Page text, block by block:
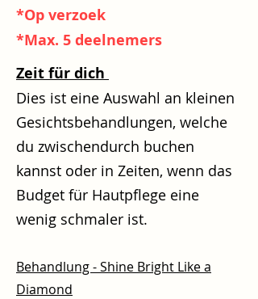
*Op verzoek
*Max. 5 deelnemers
Zeit für dich
Dies ist eine Auswahl an kleinen
Gesichtsbehandlungen, welche
du zwischendurch buchen
kannst oder in Zeiten, wenn das
Budget für Hautpflege eine
wenig schmaler ist.
Behandlung - Shine Bright Like a
Diamond